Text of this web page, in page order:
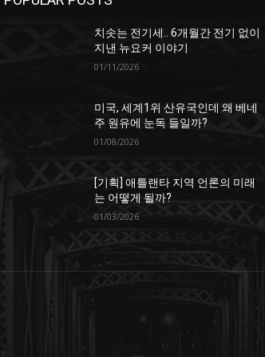
치솟는 전기세.. 6개월간 전기 없이
지낸 뉴요커 이야기
01/11/2026
미국, 세계1위 산유국인데 왜 베네
주 원유에 눈독 들일까?
01/08/2026
[기획] 애틀랜타 지역 언론의 미래
는 어떻게 될까?
01/03/2026